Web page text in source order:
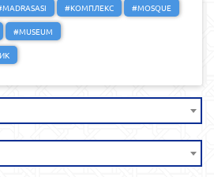
#КОМПЛЕКС
#MOSQUE
#MUSEUM